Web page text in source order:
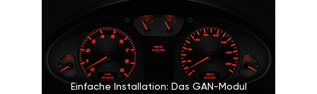
Einfache Installation: Das GAN-Modul